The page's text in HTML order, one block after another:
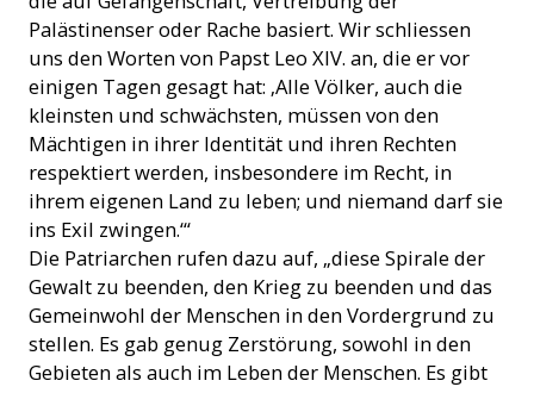
Palästinenser oder Rache basiert. Wir schliessen
uns den Worten von Papst Leo XIV. an, die er vor
einigen Tagen gesagt hat: ‚Alle Völker, auch die
kleinsten und schwächsten, müssen von den
Mächtigen in ihrer Identität und ihren Rechten
respektiert werden, insbesondere im Recht, in
ihrem eigenen Land zu leben; und niemand darf sie
ins Exil zwingen.‘“
Die Patriarchen rufen dazu auf, „diese Spirale der
Gewalt zu beenden, den Krieg zu beenden und das
Gemeinwohl der Menschen in den Vordergrund zu
stellen. Es gab genug Zerstörung, sowohl in den
Gebieten als auch im Leben der Menschen. Es gibt